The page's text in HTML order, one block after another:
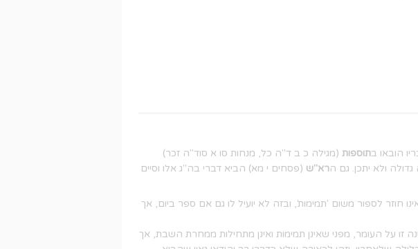
הובאו בתוספות (מגילה כ ב ד"ה כל, מנחות סו א סוד"ה זכר)
ולא יתכן. גם הרא"ש (פסחים י מא) הביא דברי בה"ג אלו וסיים
חוזר לספור משום 'תמימות', ובזה לא יועיל לו גם אם ספר ביום, אך
על העומר, מפני שאינן תמימות ואינן מתחילות ממחרת השבת, אך